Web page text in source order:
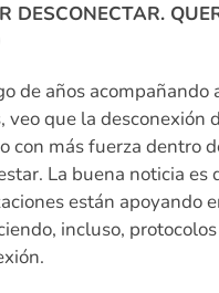
DESCONECTAR.
de años acompañando
veo que la desconexión
con más fuerza dentro
La buena noticia es
están apoyando
incluso,